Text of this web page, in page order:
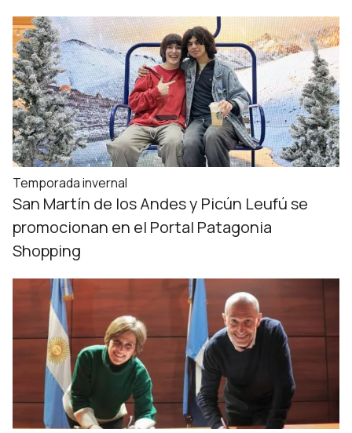
Temporada invernal
San Martín de los Andes y Picún Leufú se
promocionan en el Portal Patagonia
Shopping